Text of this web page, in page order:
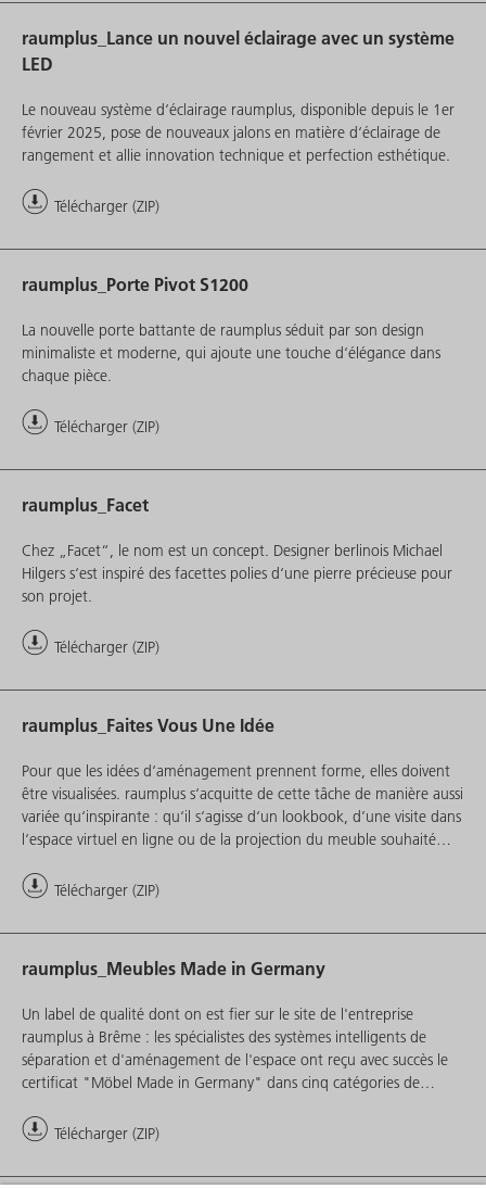
raumplus_Lance un nouvel éclairage avec un système
LED
Le nouveau système d‘éclairage raumplus, disponible depuis le 1er
février 2025, pose de nouveaux jalons en matière d‘éclairage de
rangement et allie innovation technique et perfection esthétique.
Télécharger (ZIP)
raumplus_Porte Pivot S1200
La nouvelle porte battante de raumplus séduit par son design
minimaliste et moderne, qui ajoute une touche d‘élégance dans
chaque pièce.
Télécharger (ZIP)
raumplus_Facet
Chez „Facet“, le nom est un concept. Designer berlinois Michael
Hilgers s‘est inspiré des facettes polies d‘une pierre précieuse pour
son projet.
Télécharger (ZIP)
raumplus_Faites Vous Une Idée
Pour que les idées d‘aménagement prennent forme, elles doivent
être visualisées. raumplus s‘acquitte de cette tâche de manière aussi
variée qu‘inspirante : qu‘il s‘agisse d‘un lookbook, d’une visite dans
l‘espace virtuel en ligne ou de la projection du meuble souhaité
des ailes à notre imagination.
Télécharger (ZIP)
raumplus_Meubles Made in Germany
Un label de qualité dont on est fier sur le site de l'entreprise
raumplus à Brême : les spécialistes des systèmes intelligents de
séparation et d'aménagement de l'espace ont reçu avec succès le
certificat "Möbel Made in Germany" dans cinq catégories de
d'acheter un produit de qualité fabriqué en Allemagne. Une base
Télécharger (ZIP)